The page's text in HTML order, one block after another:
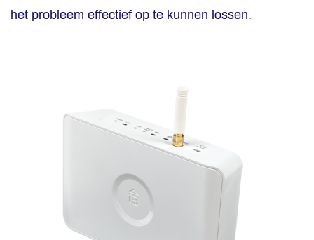
het probleem effectief op te kunnen lossen.